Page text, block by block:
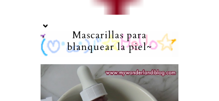
Mascarillas para
blanquear la piel~